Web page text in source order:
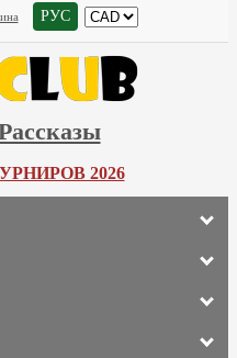
РУС
2026